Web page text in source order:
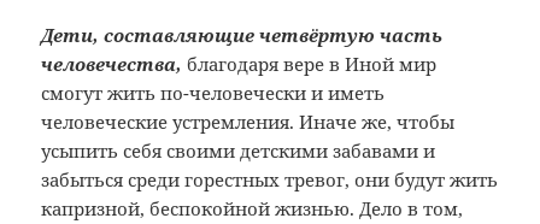
Дети, составляющие четвёртую часть
человечества, благодаря вере в Иной мир
смогут жить по-человечески и иметь
человеческие устремления. Иначе же, чтобы
усыпить себя своими детскими забавами и
забыться среди горестных тревог, они будут жить
капризной, беспокойной жизнью. Дело в том,